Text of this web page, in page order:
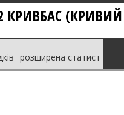
(КРИВИЙ
розширена статист